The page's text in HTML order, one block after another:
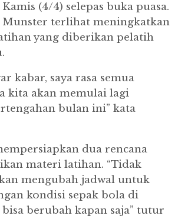
(4/4) selepas buka puasa.
Munster terlihat meningkatkan
yang diberikan pelatih
kabar, saya rasa semua
kita akan memulai lagi
bulan ini” kata
dua rencana
materi latihan. “Tidak
mengubah jadwal untuk
kondisi sepak bola di
berubah kapan saja” tutur